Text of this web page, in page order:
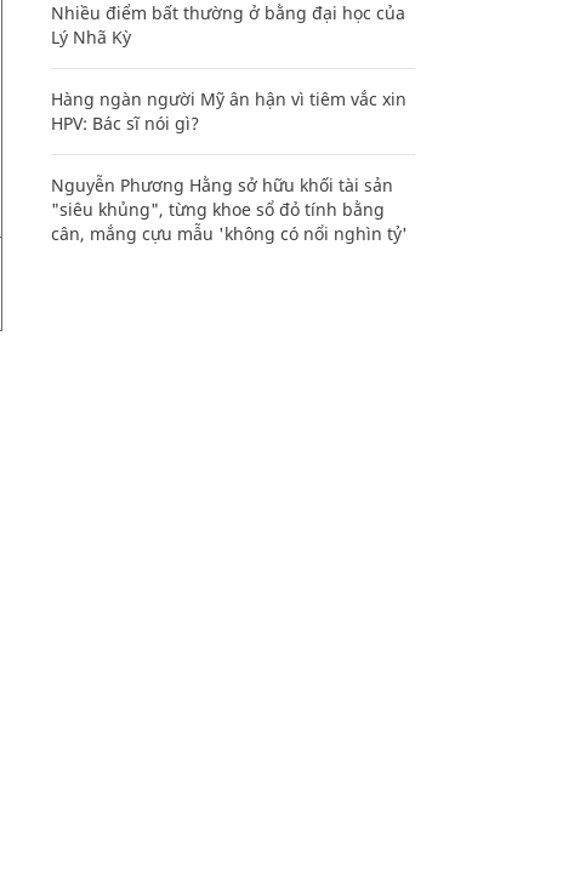
Nhiều điểm bất thường ở bằng đại học của
Lý Nhã Kỳ
Hàng ngàn người Mỹ ân hận vì tiêm vắc xin
HPV: Bác sĩ nói gì?
Nguyễn Phương Hằng sở hữu khối tài sản
"siêu khủng", từng khoe sổ đỏ tính bằng
cân, mắng cựu mẫu 'không có nổi nghìn tỷ'